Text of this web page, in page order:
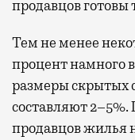
продавцов готовы
Тем не менее
процент намного
размеры скрытых
составляют
продавцов жилья